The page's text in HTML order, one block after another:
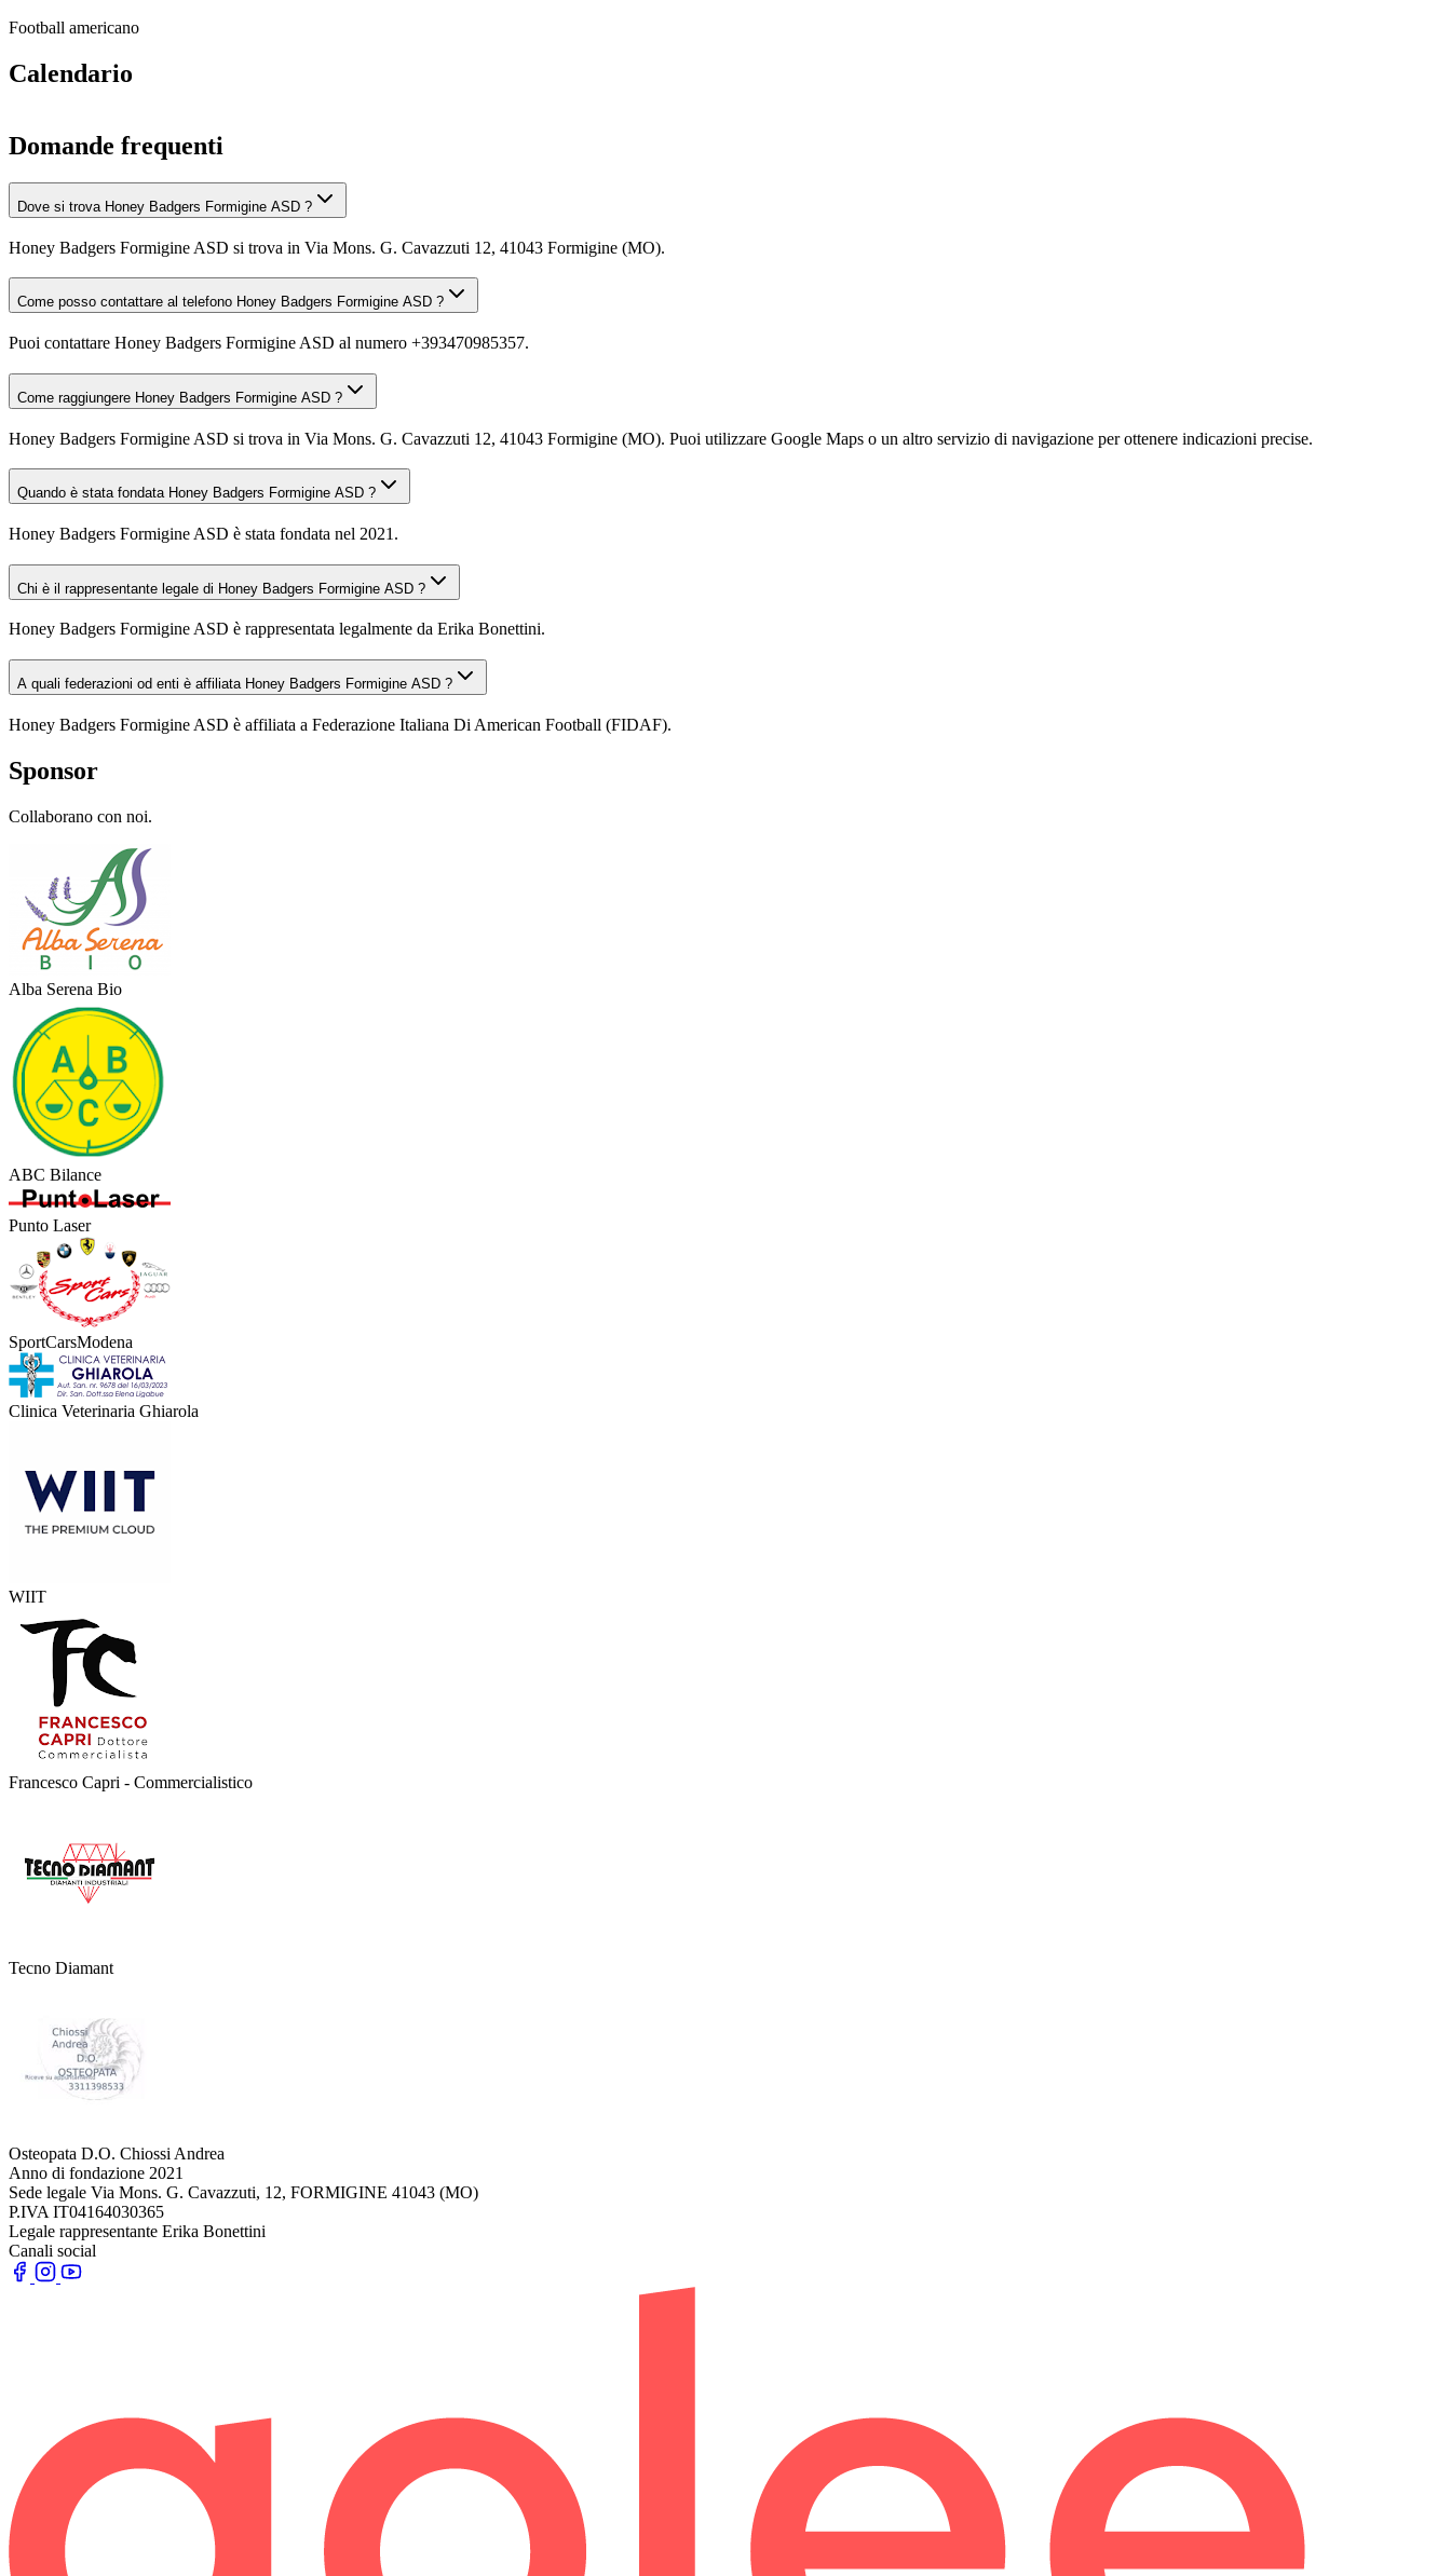
Football americano
Calendario
Domande frequenti
Dove si trova Honey Badgers Formigine ASD ?
Honey Badgers Formigine ASD si trova in Via Mons. G. Cavazzuti 12, 41043 Formigine (MO).
Come posso contattare al telefono Honey Badgers Formigine ASD ?
Puoi contattare Honey Badgers Formigine ASD al numero +393470985357.
Come raggiungere Honey Badgers Formigine ASD ?
Honey Badgers Formigine ASD si trova in Via Mons. G. Cavazzuti 12, 41043 Formigine (MO). Puoi utilizzare Google Maps o un altro servizio di navigazione per ottenere indicazioni precise.
Quando è stata fondata Honey Badgers Formigine ASD ?
Honey Badgers Formigine ASD è stata fondata nel 2021.
Chi è il rappresentante legale di Honey Badgers Formigine ASD ?
Honey Badgers Formigine ASD è rappresentata legalmente da Erika Bonettini.
A quali federazioni od enti è affiliata Honey Badgers Formigine ASD ?
Honey Badgers Formigine ASD è affiliata a Federazione Italiana Di American Football (FIDAF).
Sponsor
Collaborano con noi.
Alba Serena Bio
ABC Bilance
Punto Laser
SportCarsModena
Clinica Veterinaria Ghiarola
WIIT
Francesco Capri - Commercialistico
Tecno Diamant
Osteopata D.O. Chiossi Andrea
Anno di fondazione 2021
Sede legale Via Mons. G. Cavazzuti, 12, FORMIGINE 41043 (MO)
P.IVA IT04164030365
Legale rappresentante Erika Bonettini
Canali social